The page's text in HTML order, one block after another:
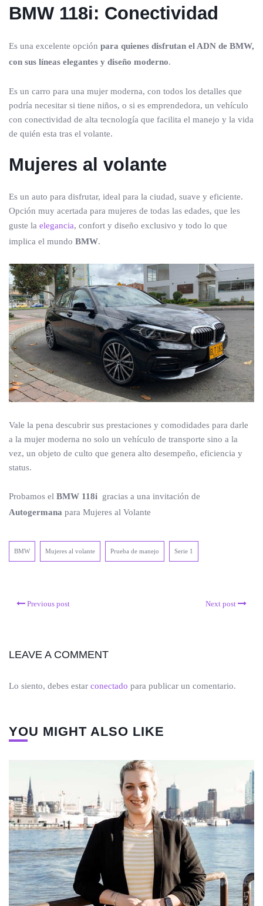
BMW 118i: Conectividad
Es una excelente opción para quienes disfrutan el ADN de BMW,
con sus líneas elegantes y diseño moderno.
Es un carro para una mujer moderna, con todos los detalles que
podría necesitar si tiene niños, o si es emprendedora, un vehículo
con conectividad de alta tecnología que facilita el manejo y la vida
de quién esta tras el volante.
Mujeres al volante
Es un auto para disfrutar, ideal para la ciudad, suave y eficiente.
Opción muy acertada para mujeres de todas las edades, que les
guste la elegancia, confort y diseño exclusivo y todo lo que
implica el mundo BMW.
Vale la pena descubrir sus prestaciones y comodidades para darle
a la mujer moderna no solo un vehículo de transporte sino a la
vez, un objeto de culto que genera alto desempeño, eficiencia y
status.
Probamos el BMW 118i gracias a una invitación de
Autogermana para Mujeres al Volante
BMW Mujeres al volante Prueba de manejo Serie 1
Previous post Next post
LEAVE A COMMENT
Lo siento, debes estar conectado para publicar un comentario.
YOU MIGHT ALSO LIKE